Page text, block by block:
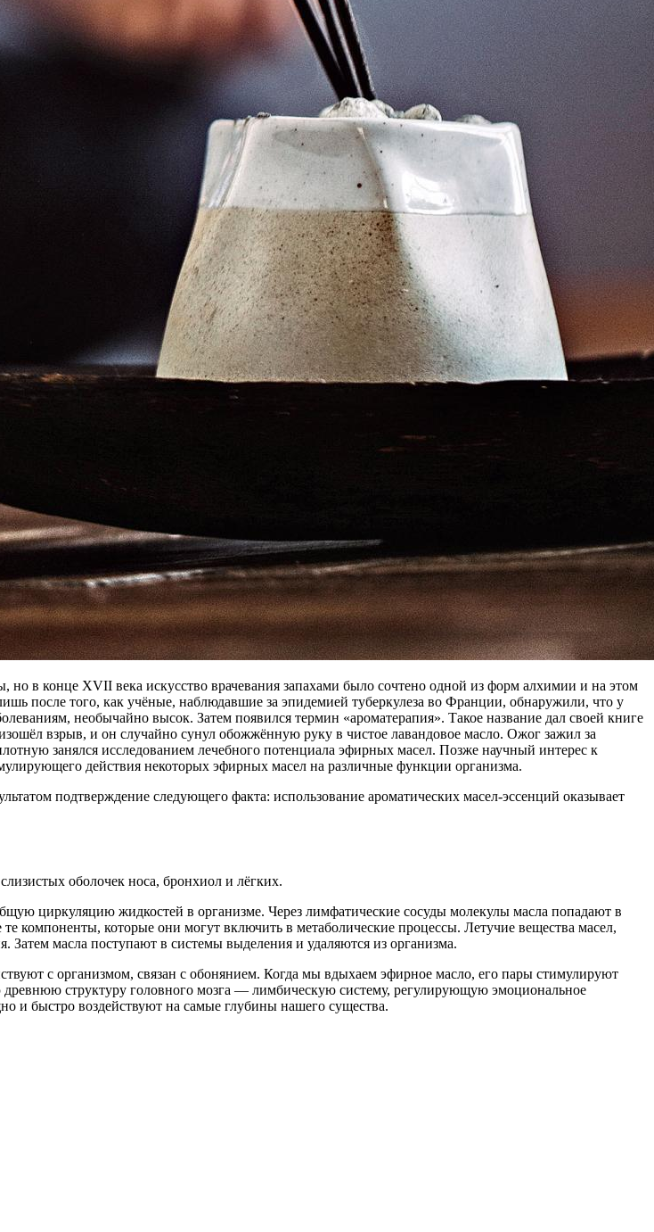
в конце XVII века искусство врачевания запахами было сочтено одной из форм алхимии и на этом
после того, как учёные, наблюдавшие за эпидемией туберкулеза во Франции, обнаружили, что у
необычайно высок. Затем появился термин «ароматерапия». Такое название дал своей книге
взрыв, и он случайно сунул обожжённую руку в чистое лавандовое масло. Ожог зажил за
занялся исследованием лечебного потенциала эфирных масел. Позже научный интерес к
действия некоторых эфирных масел на различные функции организма.
подтверждение следующего факта: использование ароматических масел-эссенций оказывает
оболочек носа, бронхиол и лёгких.
циркуляцию жидкостей в организме. Через лимфатические сосуды молекулы масла попадают в
компоненты, которые они могут включить в метаболические процессы. Летучие вещества масел,
Затем масла поступают в системы выделения и удаляются из организма.
с организмом, связан с обонянием. Когда мы вдыхаем эфирное масло, его пары стимулируют
структуру головного мозга — лимбическую систему, регулирующую эмоциональное
и быстро воздействуют на самые глубины нашего существа.